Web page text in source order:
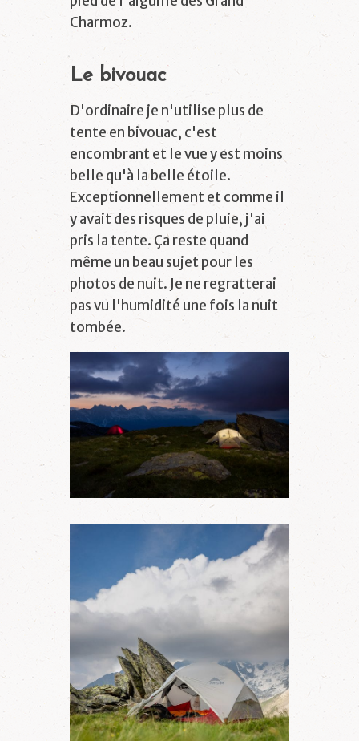
Charmoz.
Le bivouac
D'ordinaire je n'utilise plus de
tente en bivouac, c'est
encombrant et le vue y est moins
belle qu'à la belle étoile.
Exceptionnellement et comme il
y avait des risques de pluie, j'ai
pris la tente. Ça reste quand
même un beau sujet pour les
photos de nuit. Je ne regratterai
pas vu l'humidité une fois la nuit
tombée.